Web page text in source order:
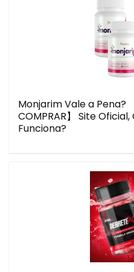
Monjarim Vale a Pena?
COMPRAR】 Site
Funciona?